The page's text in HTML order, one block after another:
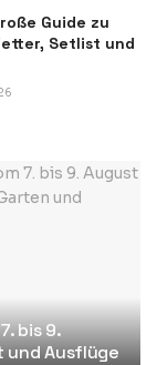
Guide zu
Setlist und
bis 9.
und Ausflüge